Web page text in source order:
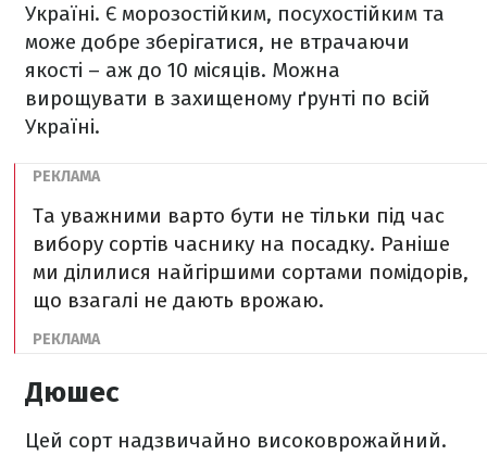
Україні. Є морозостійким, посухостійким та
може добре зберігатися, не втрачаючи
якості – аж до 10 місяців. Можна
вирощувати в захищеному ґрунті по всій
Україні.
Та уважними варто бути не тільки під час
вибору сортів часнику на посадку. Раніше
ми ділилися найгіршими сортами помідорів,
що взагалі не дають врожаю.
Дюшес
Цей сорт надзвичайно високоврожайний.